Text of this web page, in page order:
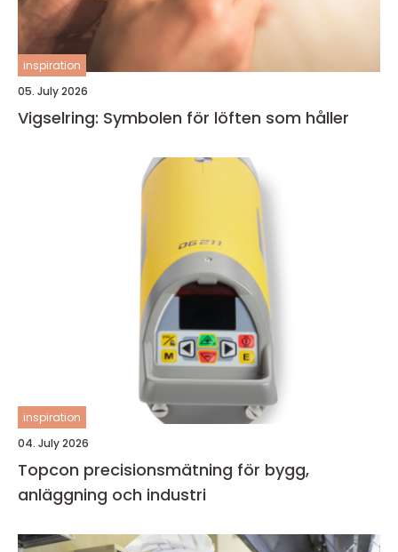
inspiration
05. July 2026
Vigselring: Symbolen för löften som håller
inspiration
04. July 2026
Topcon precisionsmätning för bygg,
anläggning och industri